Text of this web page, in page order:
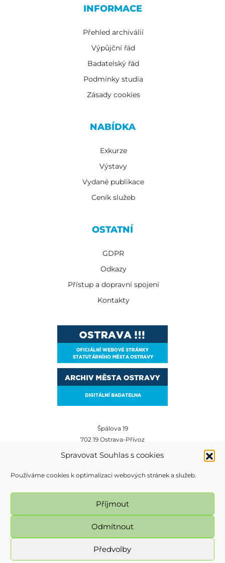
Spravovat Souhlas s cookies
Používáme cookies k optimalizaci webových stránek a služeb.
Příjmout
Odmítnout
Předvolby
INFORMACE
Přehled archiválií
Výpůjční řád
Badatelský řád
Podmínky studia
Zásady cookies
NABÍDKA
Exkurze
Výstavy
Vydané publikace
Ceník služeb
OSTATNÍ
GDPR
Odkazy
Přístup a dopravní spojení
Kontakty
Špálova 19
702 19 Ostrava-Přívoz
archiv@ostrava.cz
Magistrát města Ostravy, Prokešovo náměstí 8, 729 30 Ostrava. Všechna práva
vyhrazena - použití obsahu nebo jeho částí je možné pouze se souhlasem